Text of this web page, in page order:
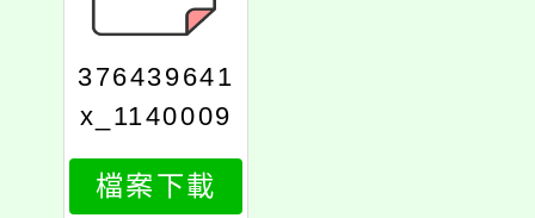
376439641
x_1140009
973_attach
1
檔案下載